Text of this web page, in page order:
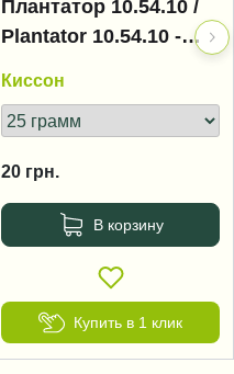
Плантатор 10.54.10 /
Plantator 10.54.10 -
Киссон
20 грн.
В корзину
Купить в 1 клик